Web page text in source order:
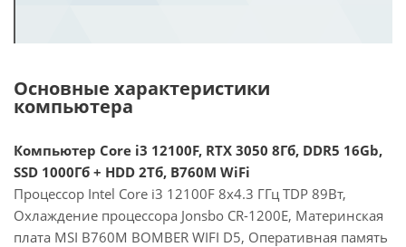
Основные характеристики
компьютера
Компьютер Core i3 12100F, RTX 3050 8Гб, DDR5 16Gb,
SSD 1000Гб + HDD 2Тб, B760M WiFi
Процессор Intel Core i3 12100F 8x4.3 ГГц TDP 89Вт,
Охлаждение процессора Jonsbo CR-1200E, Материнская
плата MSI B760M BOMBER WIFI D5, Оперативная память